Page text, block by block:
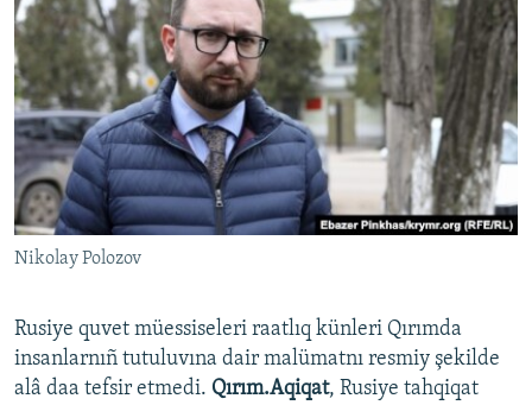
Nikolay Polozov
Rusiye quvet müessiseleri raatlıq künleri Qırımda
insanlarnıñ tutuluvına dair malümatnı resmiy şekilde
alâ daa tefsir etmedi. Qırım.Aqiqat, Rusiye tahqiqat